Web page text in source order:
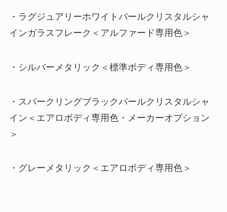
・ラグジュアリーホワイトパールクリスタルシャ
インガラスフレーク＜アルファード専用色＞
・シルバーメタリック＜標準ボディ専用色＞
・スパークリングブラックパールクリスタルシャ
イン＜エアロボディ専用色・メーカーオプション
＞
・グレーメタリック＜エアロボディ専用色＞